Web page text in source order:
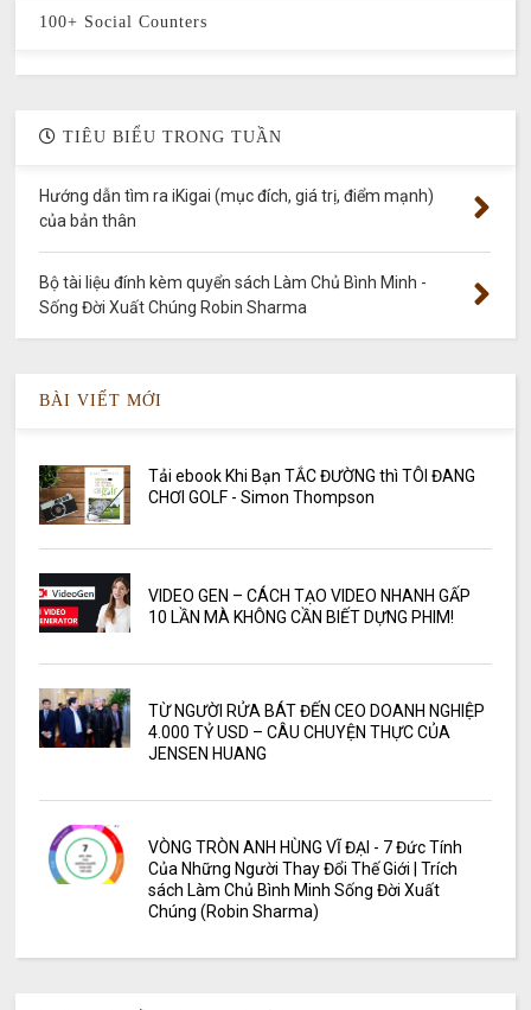
100+ Social Counters
TIÊU BIỂU TRONG TUẦN
Hướng dẫn tìm ra iKigai (mục đích, giá trị, điểm mạnh)
của bản thân
Bộ tài liệu đính kèm quyển sách Làm Chủ Bình Minh -
Sống Đời Xuất Chúng Robin Sharma
BÀI VIẾT MỚI
Tải ebook Khi Bạn TẮC ĐƯỜNG thì TÔI ĐANG
CHƠI GOLF - Simon Thompson
VIDEO GEN – CÁCH TẠO VIDEO NHANH GẤP
10 LẦN MÀ KHÔNG CẦN BIẾT DỰNG PHIM!
TỪ NGƯỜI RỬA BÁT ĐẾN CEO DOANH NGHIỆP
4.000 TỶ USD – CÂU CHUYỆN THỰC CỦA
JENSEN HUANG
VÒNG TRÒN ANH HÙNG VĨ ĐẠI - 7 Đức Tính
Của Những Người Thay Đổi Thế Giới | Trích
sách Làm Chủ Bình Minh Sống Đời Xuất
Chúng (Robin Sharma)